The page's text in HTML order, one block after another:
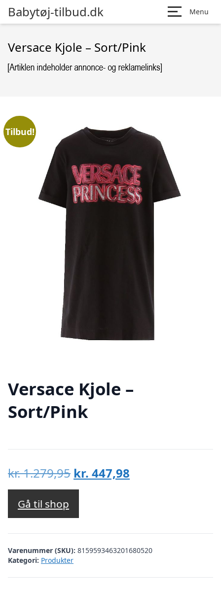
Babytøj-tilbud.dk Menu
Versace Kjole – Sort/Pink
Tilbud!
Versace Kjole –
Sort/Pink
kr.1.279,95 Den
oprindelige
var:
kr. 1.279,95.
kr. 447,98
kr. 447,98.
Gå til shop
Varenummer (SKU): 8159593463201680520
Kategori: Produkter